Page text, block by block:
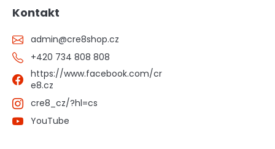
Kontakt
admin@cre8shop.cz
+420 734 808 808
https://www.facebook.com/cr
e8.cz
cre8_cz/?hl=cs
YouTube